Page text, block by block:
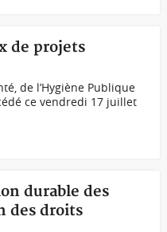
de projets
de l’Hygiène Publique
ce vendredi 17 juillet
durable des
des droits